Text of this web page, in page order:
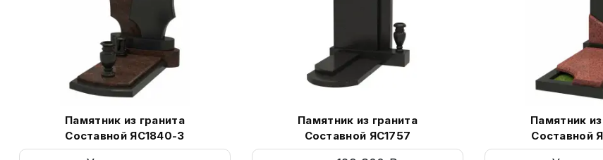
Памятник из гранита
Составной ЯС1840-3
Памятник из гранита
Составной ЯС1757
Памятник
Составной